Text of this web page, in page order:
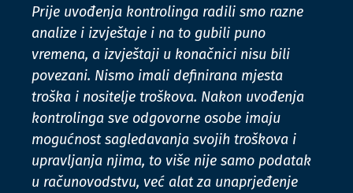
Prije uvođenja kontrolinga radili smo razne
analize i izvještaje i na to gubili puno
vremena, a izvještaji u konačnici nisu bili
povezani. Nismo imali definirana mjesta
troška i nositelje troškova. Nakon uvođenja
kontrolinga sve odgovorne osobe imaju
mogućnost sagledavanja svojih troškova i
upravljanja njima, to više nije samo podatak
u računovodstvu, već alat za unaprjeđenje